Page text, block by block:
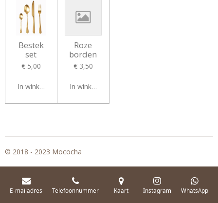
Bestek
set
€ 5,00
In winkelwagen
Roze
borden
€ 3,50
In winkelwagen
© 2018 - 2023 Mococha
E-mailadres Telefoonnummer Kaart Instagram WhatsApp